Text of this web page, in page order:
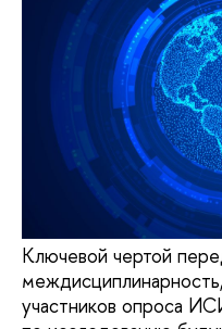
Ключевой чертой
участников опроса